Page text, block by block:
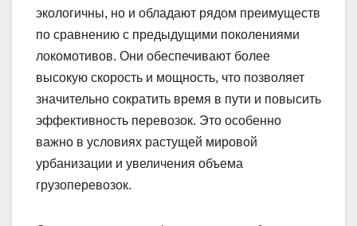
экологичны, но и обладают рядом преимуществ
по сравнению с предыдущими поколениями
локомотивов. Они обеспечивают более
высокую скорость и мощность, что позволяет
значительно сократить время в пути и повысить
эффективность перевозок. Это особенно
важно в условиях растущей мировой
урбанизации и увеличения объема
грузоперевозок.